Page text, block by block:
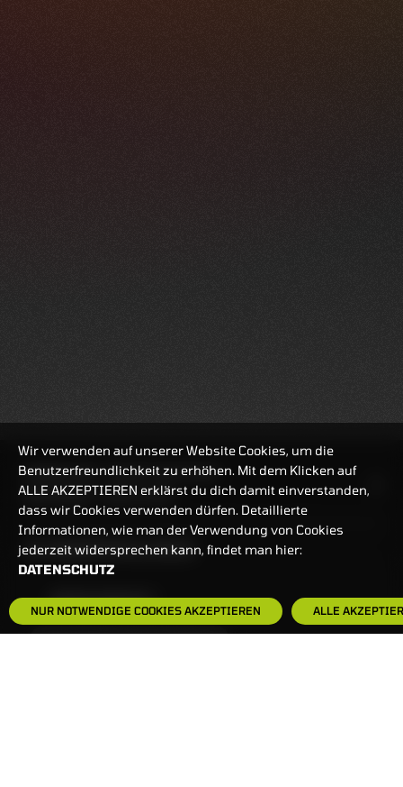
BANKEINSTELLUNGEN
HÄUFIG GESUCHT:
HANDELSZEIT
MO-FR: 7:30-23 UHR
ZERTIFIKATE
8:00-22 UHR
Wir verwenden auf unserer Website Cookies, um die
Benutzerfreundlichkeit zu erhöhen. Mit dem Klicken auf
ALLE AKZEPTIEREN erklärst du dich damit einverstanden,
dass wir Cookies verwenden dürfen. Detaillierte
Informationen, wie man der Verwendung von Cookies
jederzeit widersprechen kann, findet man hier:
DATENSCHUTZ
NUR NOTWENDIGE COOKIES AKZEPTIEREN ALLE